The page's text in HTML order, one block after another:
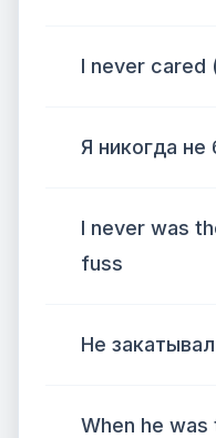
I never cared
Я никогда не
I never was
fuss
Не
When he was